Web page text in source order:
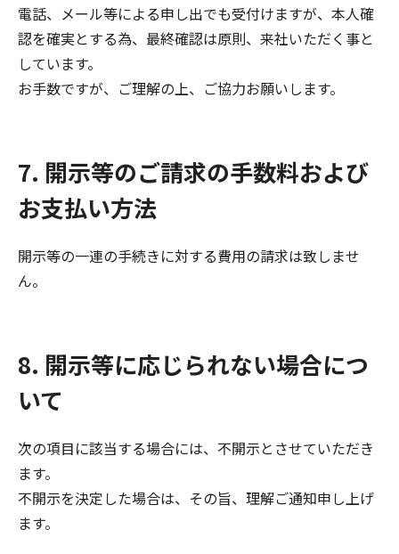
電話、メール等による申し出でも受付けますが、本人確
認を確実とする為、最終確認は原則、来社いただく事と
しています。
お手数ですが、ご理解の上、ご協力お願いします。
7. 開示等のご請求の手数料および
お支払い方法
開示等の一連の手続きに対する費用の請求は致しませ
ん。
8. 開示等に応じられない場合につ
いて
次の項目に該当する場合には、不開示とさせていただき
ます。
不開示を決定した場合は、その旨、理解ご通知申し上げ
ます。